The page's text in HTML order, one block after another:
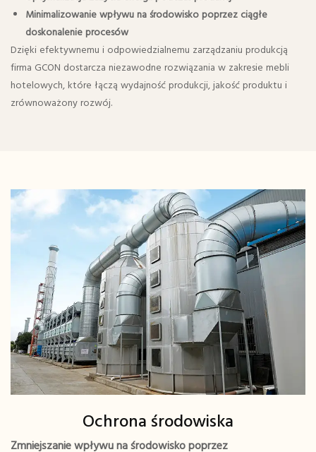
Minimalizowanie wpływu na środowisko poprzez ciągłe
doskonalenie procesów
Dzięki efektywnemu i odpowiedzialnemu zarządzaniu produkcją
firma GCON dostarcza niezawodne rozwiązania w zakresie mebli
hotelowych, które łączą wydajność produkcji, jakość produktu i
zrównoważony rozwój.
Ochrona środowiska
Zmniejszanie wpływu na środowisko poprzez